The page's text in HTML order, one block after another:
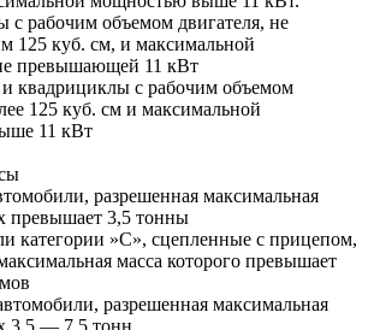
с рабочим объемом двигателя, не
куб. см, и максимальной
превышающей 11 кВт
квадрициклы с рабочим объемом
125 куб. см и максимальной
11 кВт
разрешенная максимальная
превышает 3,5 тонны
категории »С», сцепленные с прицепом,
масса которого превышает
разрешенная максимальная
3,5 — 7,5 тонн